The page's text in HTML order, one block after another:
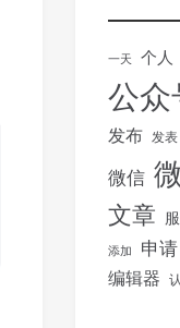
一天 个人
公众
发布 发表
微信
文章
添加 申请
编辑器